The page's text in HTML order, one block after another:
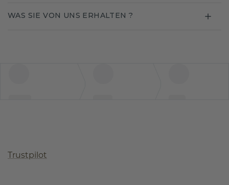
WAS SIE VON UNS ERHALTEN ?
Trustpilot